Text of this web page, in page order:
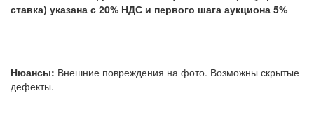
ставка) указана с 20% НДС и первого шага аукциона 5%
Нюансы: Внешние повреждения на фото. Возможны скрытые
дефекты.